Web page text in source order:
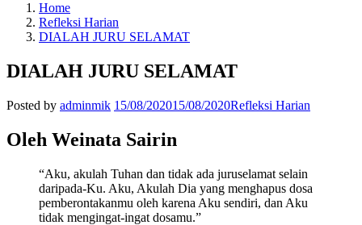
Home
Refleksi Harian
DIALAH JURU SELAMAT
DIALAH JURU SELAMAT
Posted by adminmik 15/08/202015/08/2020Refleksi Harian
Oleh Weinata Sairin
“Aku, akulah Tuhan dan tidak ada juruselamat selain
daripada-Ku. Aku, Akulah Dia yang menghapus dosa
pemberontakanmu oleh karena Aku sendiri, dan Aku
tidak mengingat-ingat dosamu.”